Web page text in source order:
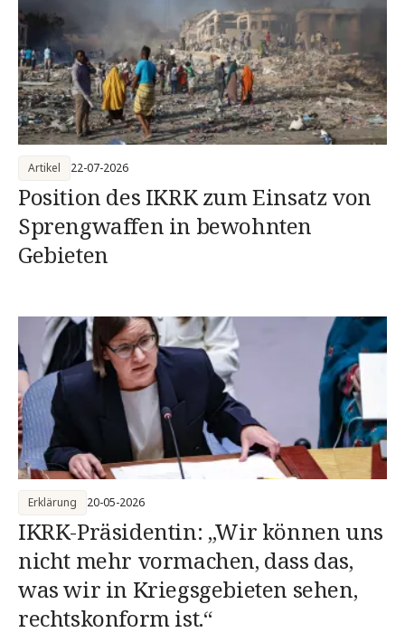
Position des IKRK zum Einsatz von
Sprengwaffen in bewohnten
Gebieten
Artikel 22-07-2026
IKRK-Präsidentin: „Wir können uns
nicht mehr vormachen, dass das,
was wir in Kriegsgebieten sehen,
rechtskonform ist.“
Erklärung 20-05-2026